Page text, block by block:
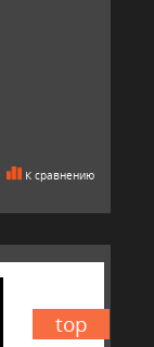
К сравнению
top